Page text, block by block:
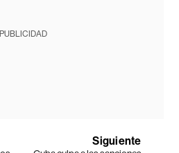
PUBLICIDAD
Siguiente